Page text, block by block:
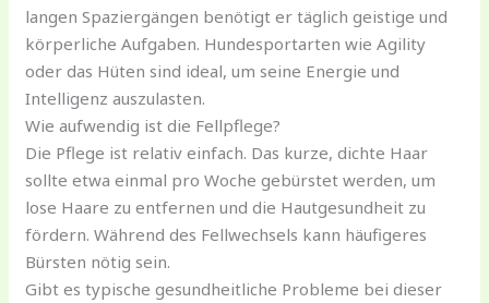
langen Spaziergängen benötigt er täglich geistige und
körperliche Aufgaben. Hundesportarten wie Agility
oder das Hüten sind ideal, um seine Energie und
Intelligenz auszulasten.
Wie aufwendig ist die Fellpflege?
Die Pflege ist relativ einfach. Das kurze, dichte Haar
sollte etwa einmal pro Woche gebürstet werden, um
lose Haare zu entfernen und die Hautgesundheit zu
fördern. Während des Fellwechsels kann häufigeres
Bürsten nötig sein.
Gibt es typische gesundheitliche Probleme bei dieser